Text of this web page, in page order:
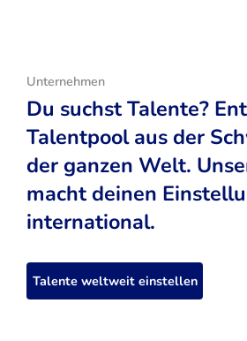
Unternehmen
Du suchst Talente?
Talentpool aus der
der ganzen Welt.
macht deinen
international.
Talente weltweit einstellen